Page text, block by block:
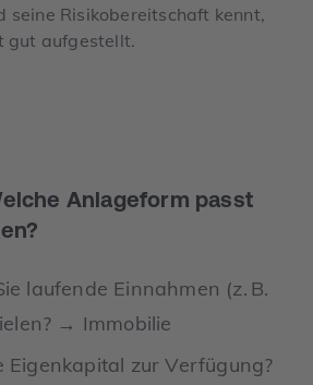
seine Risikobereitschaft kennt,
gut aufgestellt.
Anlageform passt
laufende Einnahmen (z. B.
→ Immobilie
Eigenkapital zur Verfügung?